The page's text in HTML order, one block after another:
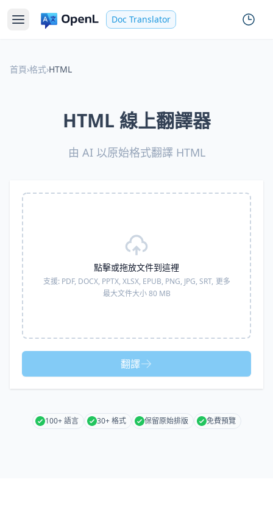
Doc Translator
首頁›格式›HTML
HTML 線上翻譯器
由 AI 以原始格式翻譯 HTML
點擊或拖放文件到這裡
支援: PDF, DOCX, PPTX, XLSX, EPUB, PNG, JPG, SRT, 更多
最大文件大小 80 MB
翻譯
100+ 語言 30+ 格式 保留原始排版 免費預覽